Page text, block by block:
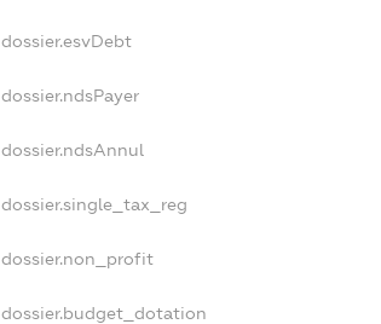
dossier.esvDebt
dossier.ndsPayer
dossier.ndsAnnul
dossier.single_tax_reg
dossier.non_profit
dossier.budget_dotation